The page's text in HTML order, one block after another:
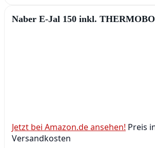
Naber E‑Jal 150 inkl.
Jetzt bei Amazon.de ansehen! Preis
Versandkosten